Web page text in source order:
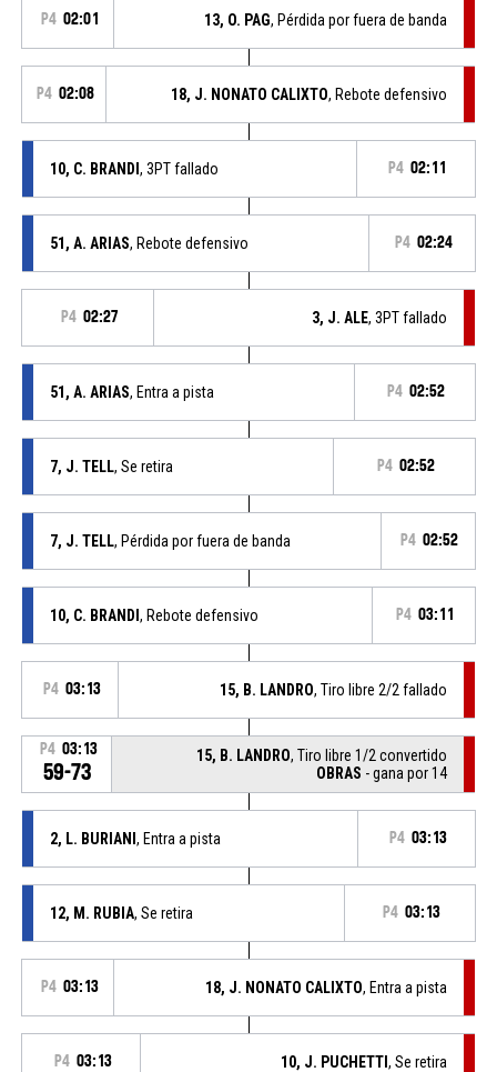
P4 02:01 13, O. PAG, Pérdida por fuera de banda
P4 02:08 18, J. NONATO CALIXTO, Rebote defensivo
10, C. BRANDI , 3PT fallado P4 02:11
51, A. ARIAS, Rebote defensivo P4 02:24
P4 02:27 3, J. ALE, 3PT fallado
51, A. ARIAS, Entra a pista P4 02:52
7, J. TELL, Se retira P4 02:52
7, J. TELL, Pérdida por fuera de banda P4 02:52
10, C. BRANDI , Rebote defensivo P4 03:11
P4 03:13 15, B. LANDRO, Tiro libre 2/2 fallado
P4 03:13
59-73
15, B. LANDRO, Tiro libre 1/2 convertido
OBRAS - gana por 14
2, L. BURIANI , Entra a pista P4 03:13
12, M. RUBIA, Se retira P4 03:13
P4 03:13 18, J. NONATO CALIXTO, Entra a pista
P4 03:13 10, J. PUCHETTI, Se retira